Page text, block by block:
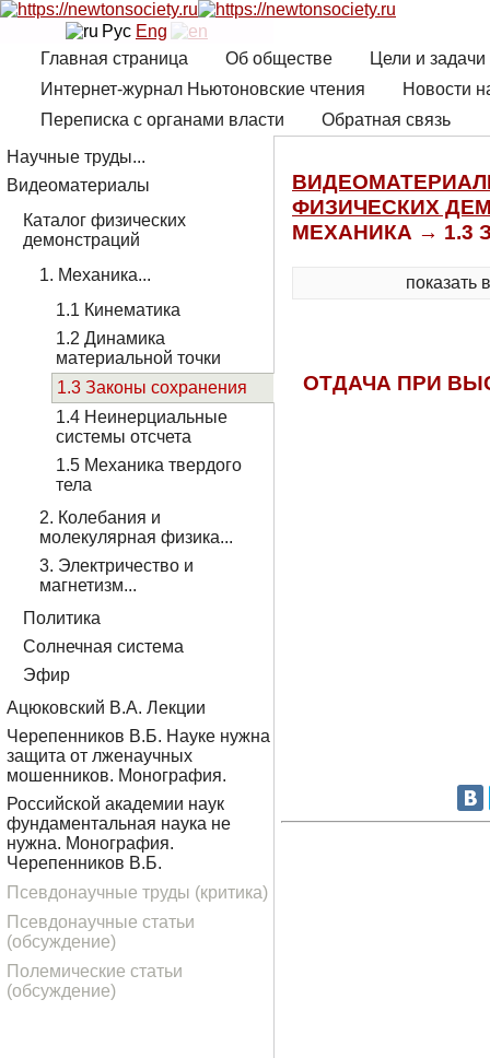
Рус Eng
Главная страница
Об обществе
Цели и
Интернет-журнал Ньютоновские чтения
Новости
Переписка с органами власти
Обратная связь
ФИЗИЧЕСКИХ
МЕХАНИКА → 1.3
показать
ОТДАЧА ПРИ
Научные труды...
Видеоматериалы
Каталог физических
демонстраций
1. Механика...
1.1 Кинематика
1.2 Динамика
материальной точки
1.3 Законы сохранения
1.4 Неинерциальные
системы отсчета
1.5 Механика твердого
тела
2. Колебания и
молекулярная физика...
3. Электричество и
магнетизм...
Политика
Солнечная система
Эфир
Ацюковский В.А. Лекции
Черепенников В.Б. Науке нужна
защита от лженаучных
мошенников. Монография.
Российской академии наук
фундаментальная наука не
нужна. Монография.
Черепенников В.Б.
Псевдонаучные труды (критика)
Псевдонаучные статьи
(обсуждение)
Полемические статьи
(обсуждение)